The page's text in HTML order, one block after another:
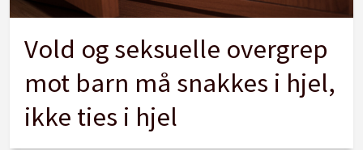
Vold og seksuelle overgrep
mot barn må snakkes i hjel,
ikke ties i hjel